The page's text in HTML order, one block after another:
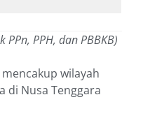
PPH, dan PBBKB)
wilayah
di Nusa Tenggara